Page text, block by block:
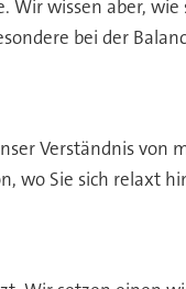
wissen aber, wie
bei der
Verständnis von
wo Sie sich relaxt